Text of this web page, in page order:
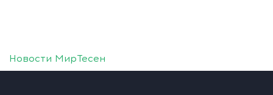
Новости МирТесен